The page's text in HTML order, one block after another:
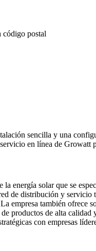
código postal
sencilla y una
en línea de Growatt
la energía solar que se
de distribución y
empresa también
productos de alta
con empresas